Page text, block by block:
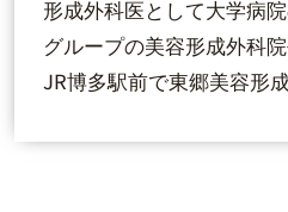
形成外科医として大学病
グループの美容形成外科
JR博多駅前で東郷美容形